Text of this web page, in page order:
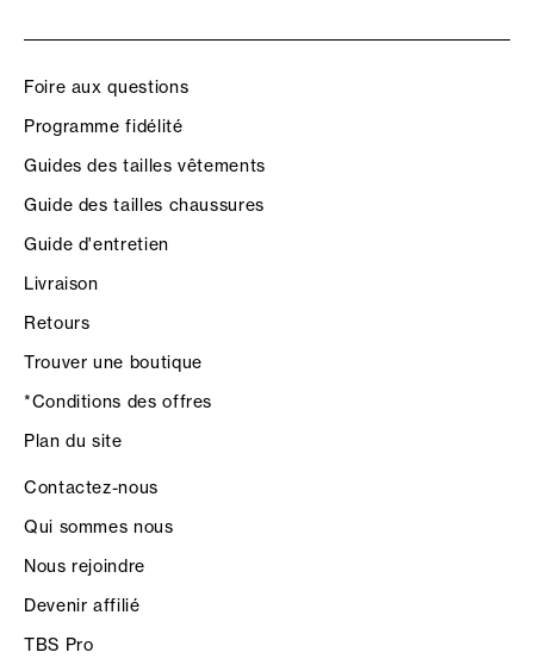
Foire aux questions
Programme fidélité
Guides des tailles vêtements
Guide des tailles chaussures
Guide d'entretien
Livraison
Retours
Trouver une boutique
*Conditions des offres
Plan du site
Contactez-nous
Qui sommes nous
Nous rejoindre
Devenir affilié
TBS Pro